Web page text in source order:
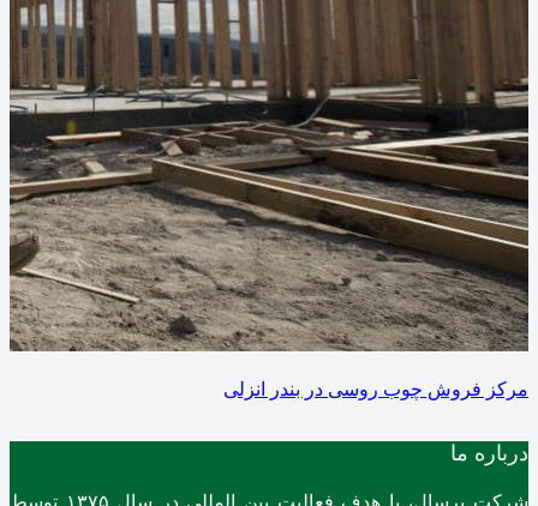
مرکز فروش چوب روسی در بندر انزلی
درباره ما
شرکت پرسال، با هدف فعالیت بین المللی در سال ۱۳۷۵ توسط